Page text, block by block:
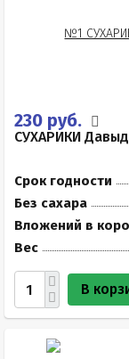
230 руб.
СУХАРИКИ
Срок годности
Без сахара
Вложений в
Вес
В